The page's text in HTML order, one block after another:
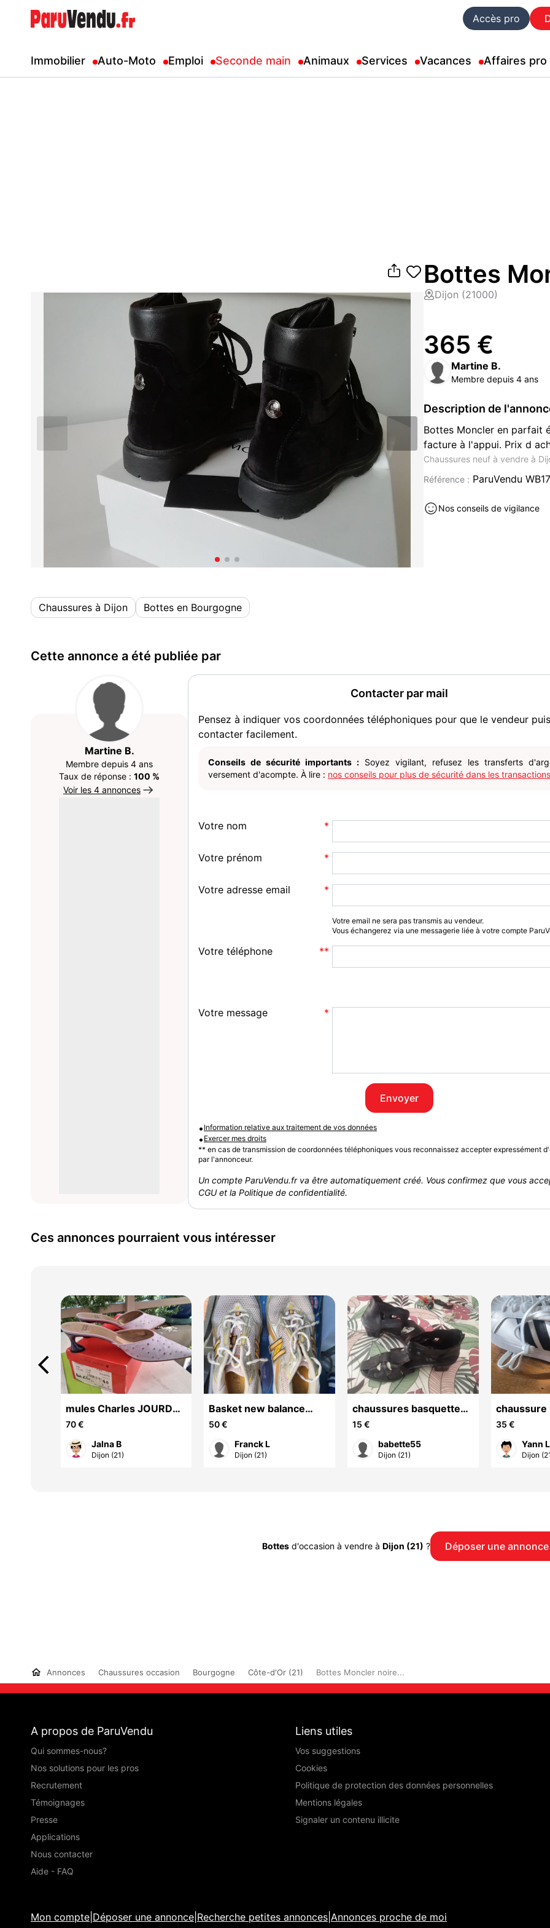
Accès pro
Immobilier Auto-Moto Emploi Seconde main Animaux Services Vacances Affaires pro
Bottes
Dijon (21000)
365 €
Martine B.
Membre depuis 4 ans
Description de
Bottes Moncler en parfait
facture à l'appui. Prix d
Chaussures neuf à vendre à
Référence : ParuVendu
Nos conseils de vigilance
Chaussures à Dijon Bottes en Bourgogne
Cette annonce a été publiée par
Martine B.
Membre depuis 4 ans
Taux de réponse : 100 %
Voir les 4 annonces
Contacter par mail
Pensez à indiquer vos coordonnées téléphoniques pour que le vendeur
contacter facilement.
Conseils de sécurité importants : Soyez vigilant, refusez les transferts
versement d'acompte. À lire : nos conseils pour plus de sécurité dans les
Votre nom
Votre prénom
Votre adresse email
Votre email ne sera pas transmis au vendeur.
Vous échangerez via une messagerie liée à votre compte
Votre téléphone
Votre message
Envoyer
• Information relative aux traitement de vos données
• Exercer mes droits
** en cas de transmission de coordonnées téléphoniques vous reconnaissez accepter expressément
par l'annonceur.
Un compte ParuVendu.fr va être automatiquement créé. Vous confirmez que vous
CGU et la Politique de confidentialité.
Ces annonces pourraient vous intéresser
mules Charles JOURDAN
taille 40 état neuf en cuir
d'autruche
70 €
Jalna B
Dijon (21)
Basket new balance
taille 43
50 €
Franck L
Dijon (21)
chaussures basquettes
femme
15 €
babette55
Dijon (21)
chaussure
adidas
35 €
Yann L
Dijon
arrow_back_ios
Bottesd'occasion à vendre à Dijon (21) ? Déposer une annonce
Annonces Chaussures occasion Bourgogne Côte-d'Or (21) Bottes Moncler noire...
A propos de ParuVendu
Qui sommes-nous?
Nos solutions pour les pros
Recrutement
Témoignages
Presse
Applications
Nous contacter
Aide - FAQ
Liens utiles
Vos suggestions
Cookies
Politique de protection des données personnelles
Mentions légales
Signaler un contenu illicite
Mon compte Déposer une annonce Recherche petites annonces Annonces proche de moi